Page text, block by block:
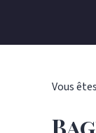
Vous